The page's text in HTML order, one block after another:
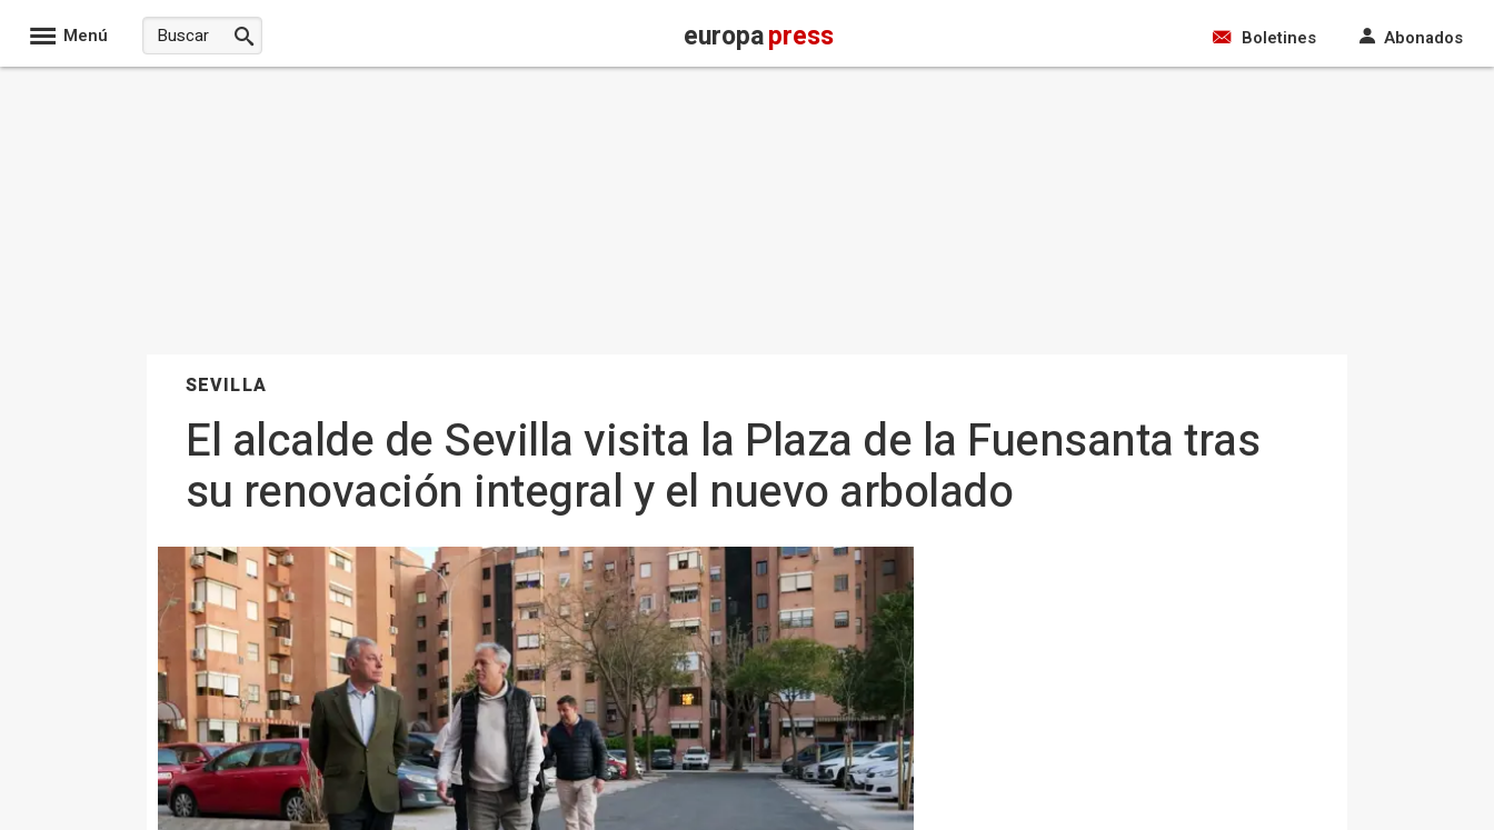
Menú europapress Boletines Abonados
SEVILLA
El alcalde de Sevilla visita la Plaza de la Fuensanta tras
su renovación integral y el nuevo arbolado